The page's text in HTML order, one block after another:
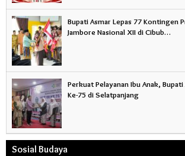
Bupati Asmar Lepas 77 Kontingen
Jambore Nasional XII di Cibub…
Perkuat Pelayanan Ibu Anak, Bupati
Ke-75 di Selatpanjang
Sosial Budaya